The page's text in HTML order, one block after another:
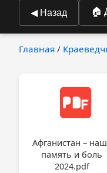
◀ Назад 🏠︎
Главная /
Афганистан –
память и боль
2024.pdf